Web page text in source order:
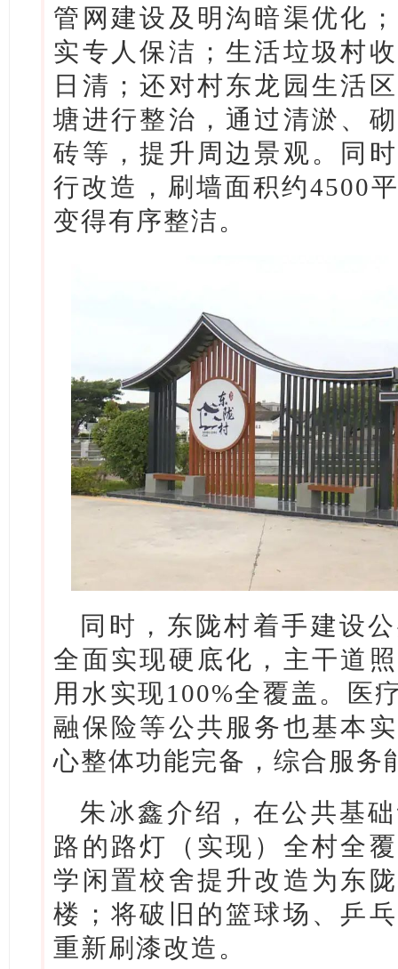
管网建设及明沟暗渠优化
实专人保洁；生活垃圾村
日清；还对村东龙园生活
塘进行整治，通过清淤、
砖等，提升周边景观。同
行改造，刷墙面积约4500
变得有序整洁。
同时，东陇村着手建设
全面实现硬底化，主干道
用水实现100%全覆盖。医
融保险等公共服务也基本
心整体功能完备，综合服务
朱冰鑫介绍，在公共基
路的路灯（实现）全村全
学闲置校舍提升改造为东
楼；将破旧的篮球场、乒
重新刷漆改造。